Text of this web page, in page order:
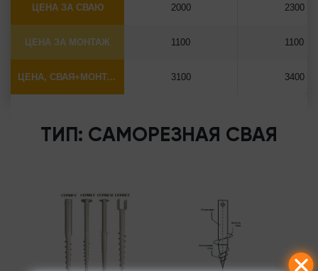
ЦЕНА ЗА СВАЮ
ЦЕНА ЗА МОНТАЖ
ЦЕНА, СВАЯ+МОНТАЖ (БЕЗ ОГОЛОВКА)
2000
1100
3100
2300
1100
3400
ТИП: САМОРЕЗНАЯ СВАЯ